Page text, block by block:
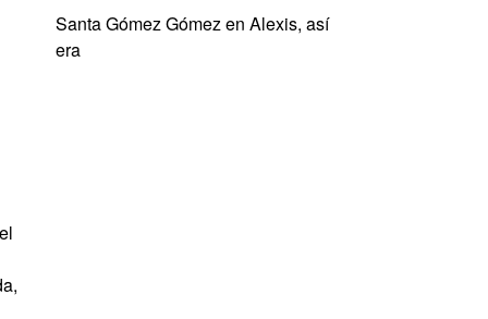
Santa Gómez Gómezen Alexis, así
era